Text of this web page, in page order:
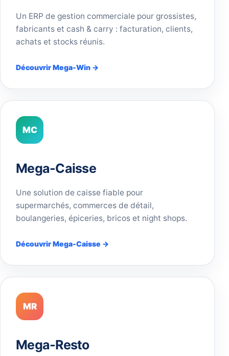
Un ERP de gestion commerciale pour grossistes,
fabricants et cash & carry : facturation, clients,
achats et stocks réunis.
Découvrir Mega-Win →
MC
Mega-Caisse
Une solution de caisse fiable pour
supermarchés, commerces de détail,
boulangeries, épiceries, bricos et night shops.
Découvrir Mega-Caisse →
MR
Mega-Resto